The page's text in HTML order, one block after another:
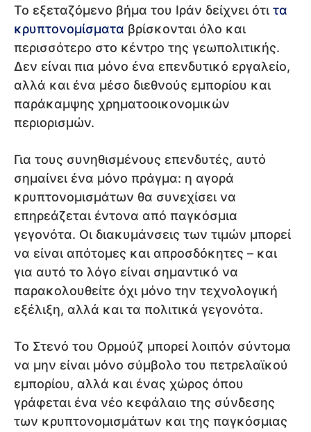
Το εξεταζόμενο βήμα του Ιράν δείχνει ότι τα
κρυπτονομίσματα βρίσκονται όλο και
περισσότερο στο κέντρο της γεωπολιτικής.
Δεν είναι πια μόνο ένα επενδυτικό εργαλείο,
αλλά και ένα μέσο διεθνούς εμπορίου και
παράκαμψης χρηματοοικονομικών
περιορισμών.
Για τους συνηθισμένους επενδυτές, αυτό
σημαίνει ένα μόνο πράγμα: η αγορά
κρυπτονομισμάτων θα συνεχίσει να
επηρεάζεται έντονα από παγκόσμια
γεγονότα. Οι διακυμάνσεις των τιμών μπορεί
να είναι απότομες και απροσδόκητες – και
για αυτό το λόγο είναι σημαντικό να
παρακολουθείτε όχι μόνο την τεχνολογική
εξέλιξη, αλλά και τα πολιτικά γεγονότα.
Το Στενό του Ορμούζ μπορεί λοιπόν σύντομα
να μην είναι μόνο σύμβολο του πετρελαϊκού
εμπορίου, αλλά και ένας χώρος όπου
γράφεται ένα νέο κεφάλαιο της σύνδεσης
των κρυπτονομισμάτων και της παγκόσμιας